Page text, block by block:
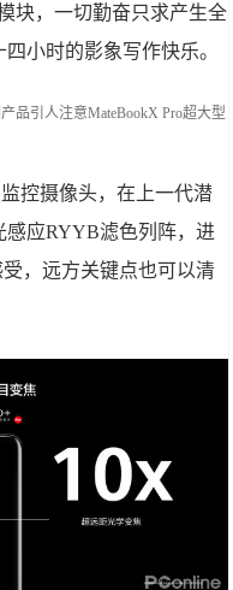
块，一切勤奋只求产生全
小时的影象写作快乐。
控摄像头，在上一代潜
应RYYB滤色列阵，进
，远方关键点也可以清